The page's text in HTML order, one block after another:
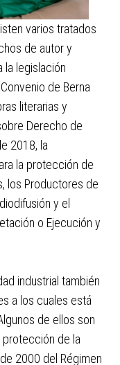
varios tratados
de autor y
la legislación
de Berna
literarias y
Derecho de
2018, la
la protección de
los Productores de
y el
o Ejecución y
industrial también
a los cuales está
de ellos son
protección de la
2000 del Régimen